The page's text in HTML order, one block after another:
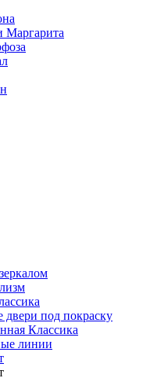
Маргарита
под покраску
Классика
линии